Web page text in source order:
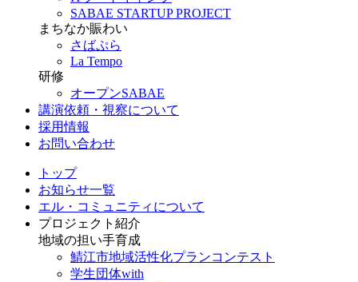
SABAE STARTUP PROJECT
まちなか賑わい
さばぷら
La Tempo
研修
オープンSABAE
講演依頼・視察について
採用情報
お問い合わせ
トップ
お知らせ一覧
エル・コミュニティについて
プロジェクト紹介
地域の担い手育成
鯖江市地域活性化プランコンテスト
学生団体with